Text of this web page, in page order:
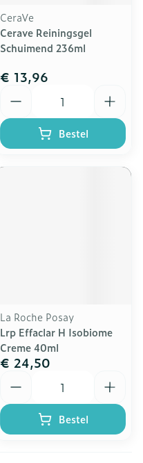
CeraVe
Cerave Reiningsgel
Schuimend 236ml
€ 13,96
Bestel
La Roche Posay
Lrp Effaclar H Isobiome
Creme 40ml
€ 24,50
Bestel